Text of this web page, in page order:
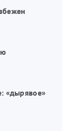
«дырявое»